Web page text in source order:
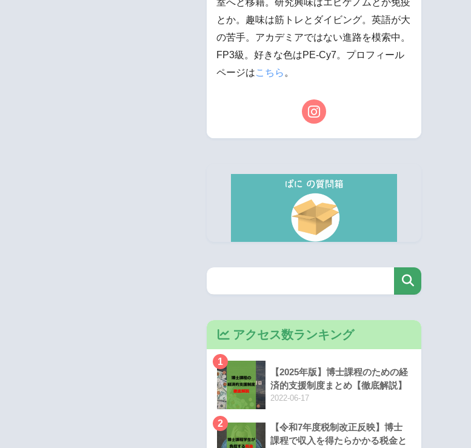
室へと移籍。研究興味はエピゲノムとか免疫
とか。趣味は筋トレとダイビング。英語が大
の苦手。アカデミアではない進路を模索中。
FP3級。好きな色はPE-Cy7。プロフィール
ページはこちら 。
アクセス数ランキング
1
【2025年版】博士課程のための経
済的支援制度まとめ【徹底解説】
2022-06-17
2
【令和7年度税制改正反映】博士
課程で収入を得たらかかる税金と